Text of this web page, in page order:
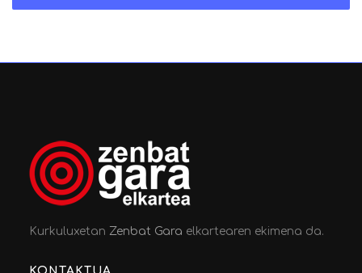
KurkuluxetanZenbat Gara elkartearen ekimena da.